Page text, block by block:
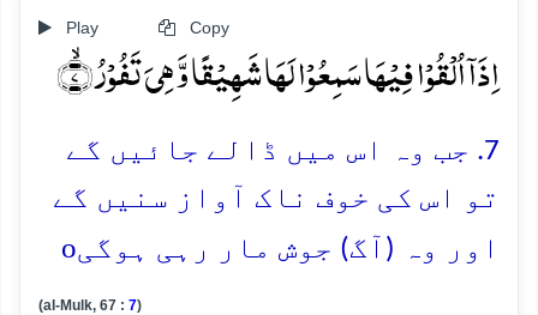
Play Copy
اِذَاۤ اُلۡقُوۡا فِیۡہَا سَمِعُوۡا لَہَا شَہِیۡقًا وَّ ہِیَ تَفُوۡرُ ۙ﴿۷﴾
7. جب وہ اس میں ڈالے جائیں گے
تو اس کی خوف ناک آواز سنیں گے
اور وہ (آگ) جوش مار رہی ہوگیo
(al-Mulk, 67 : 7)